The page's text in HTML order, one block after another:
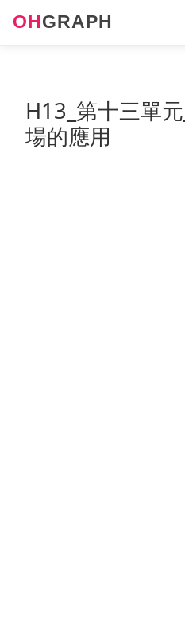
OHGRAPH
H13_第十三單
場的應用